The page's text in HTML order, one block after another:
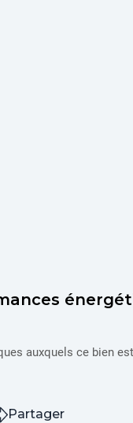
auxquels ce bien
Partager